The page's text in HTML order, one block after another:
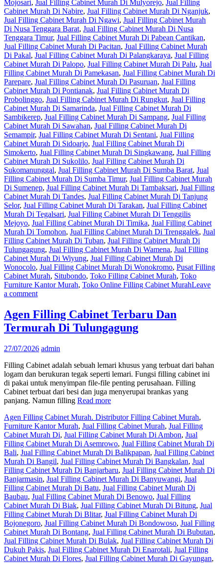
Mojosari, Jual Filling Cabinet Murah Di Mulyorejo, Jual Filling
Cabinet Murah Di Nabire, Jual Filling Cabinet Murah Di Nganjuk,
Jual Filling Cabinet Murah Di Ngawi, Jual Filling Cabinet Murah
Di Nusa Tenggara Barat, Jual Filling Cabinet Murah Di Nusa
Tenggara Timur, Jual Filling Cabinet Murah Di Pabean Cantikan,
Jual Filling Cabinet Murah Di Pacitan, Jual Filling Cabinet Murah
Di Pakal, Jual Filling Cabinet Murah Di Palangkaraya, Jual Filling
Cabinet Murah Di Palopo, Jual Filling Cabinet Murah Di Palu, Jual
Filling Cabinet Murah Di Pamekasan, Jual Filling Cabinet Murah Di
Parepare, Jual Filling Cabinet Murah Di Pasuruan, Jual Filling
Cabinet Murah Di Pontianak, Jual Filling Cabinet Murah Di
Probolinggo, Jual Filling Cabinet Murah Di Rungkut, Jual Filling
Cabinet Murah Di Samarinda, Jual Filling Cabinet Murah Di
Sambikerep, Jual Filling Cabinet Murah Di Sampang, Jual Filling
Cabinet Murah Di Sawahan, Jual Filling Cabinet Murah Di
Semampir, Jual Filling Cabinet Murah Di Sentani, Jual Filling
Cabinet Murah Di Sidoarjo, Jual Filling Cabinet Murah Di
Simokerto, Jual Filling Cabinet Murah Di Singkawang, Jual Filling
Cabinet Murah Di Sukolilo, Jual Filling Cabinet Murah Di
Sukomanunggal, Jual Filling Cabinet Murah Di Sumba Barat, Jual
Filling Cabinet Murah Di Sumba Timur, Jual Filling Cabinet Murah
Di Sumenep, Jual Filling Cabinet Murah Di Tambaksari, Jual Filling
Cabinet Murah Di Tandes, Jual Filling Cabinet Murah Di Tanjung
Selor, Jual Filling Cabinet Murah Di Tarakan, Jual Filling Cabinet
Murah Di Tegalsari, Jual Filling Cabinet Murah Di Tenggilis
Mejoyo, Jual Filling Cabinet Murah Di Timika, Jual Filling Cabinet
Murah Di Tomohon, Jual Filling Cabinet Murah Di Trenggalek, Jual
Filling Cabinet Murah Di Tuban, Jual Filling Cabinet Murah Di
Tulungagung, Jual Filling Cabinet Murah Di Wamena, Jual Filling
Cabinet Murah Di Wiyung, Jual Filling Cabinet Murah Di
Wonocolo, Jual Filling Cabinet Murah Di Wonokromo, Pusat Filling
Cabinet Murah, Situbondo, Toko Filling Cabinet Murah, Toko
Furniture Kantor Murah, Toko Online Filling Cabinet MurahLeave
a comment
Agen Filling Cabinet Terbaru Dan
Termurah Di Tulungagung
27/07/2026 admin
Filling Cabinet adalah sebuah lemari khusus yang terbuat dari bahan
logam dan berukuran tegak seperti lemari. Fungsi filling cabinet ini
di pakai untuk menyimpan file-file penting perusahaan. Filling
Cabinet terbuat dari besi dan juga menyerupai brankas yang
panjang. Namun filling Read more
Agen Filling Cabinet Murah. Distributor Filling Cabinet Murah,
Furniture Kantor Murah, Jual Filling Cabinet Murah, Jual Filling
Cabinet Murah Di, Jual Filling Cabinet Murah Di Ambon, Jual
Filling Cabinet Murah Di Asemrowo, Jual Filling Cabinet Murah Di
Bali, Jual Filling Cabinet Murah Di Balikpapan, Jual Filling Cabinet
Murah Di Bangil, Jual Filling Cabinet Murah Di Bangkalan, Jual
Filling Cabinet Murah Di Banjarbaru, Jual Filling Cabinet Murah Di
Banjarmasin, Jual Filling Cabinet Murah Di Banyuwangi, Jual
Filling Cabinet Murah Di Batu, Jual Filling Cabinet Murah Di
Baubau, Jual Filling Cabinet Murah Di Benowo, Jual Filling
Cabinet Murah Di Biak, Jual Filling Cabinet Murah Di Bitung, Jual
Filling Cabinet Murah Di Blitar, Jual Filling Cabinet Murah Di
Bojonegoro, Jual Filling Cabinet Murah Di Bondowoso, Jual Filling
Cabinet Murah Di Bontang, Jual Filling Cabinet Murah Di Bubutan,
Jual Filling Cabinet Murah Di Bulak, Jual Filling Cabinet Murah Di
Dukuh Pakis, Jual Filling Cabinet Murah Di Enarotali, Jual Filling
Cabinet Murah Di Flores, Jual Filling Cabinet Murah Di Gayungan,